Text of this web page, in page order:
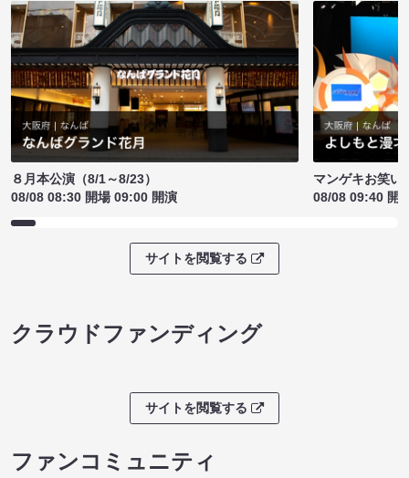
８月本公演（8/1～8/23）
08/08 08:30 開場 09:00 開演
マンゲキお笑い
08/08 09:40 開
サイトを閲覧する
クラウドファンディング
サイトを閲覧する
ファンコミュニティ